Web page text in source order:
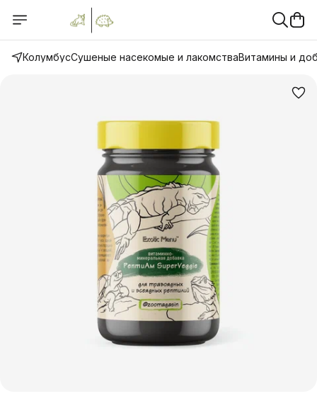
КолумбусСушеные насекомые и лакомстваВитамины и